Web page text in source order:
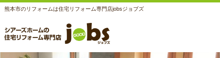
熊本市のリフォームは住宅リフォーム専門店jobsジョブズ